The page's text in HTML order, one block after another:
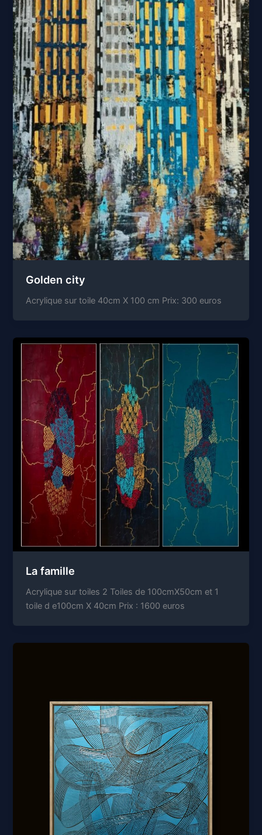
Golden city
Acrylique sur toile 40cm X 100 cm Prix: 300 euros
La famille
Acrylique sur toiles 2 Toiles de 100cmX50cm et 1
toile d e100cm X 40cm Prix : 1600 euros